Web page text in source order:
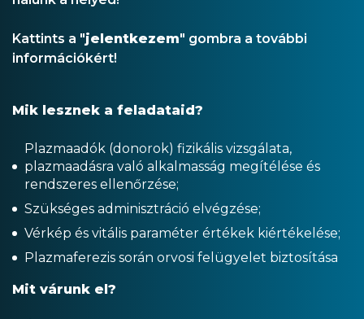
Kattints a "jelentkezem" gombra a további
információkért!
Mik lesznek a feladataid?
Plazmaadók (donorok) fizikális vizsgálata,
plazmaadásra való alkalmasság megítélése és
rendszeres ellenőrzése;
Szükséges adminisztráció elvégzése;
Vérkép és vitális paraméter értékek kiértékelése;
Plazmaferezis során orvosi felügyelet biztosítása
Mit várunk el?